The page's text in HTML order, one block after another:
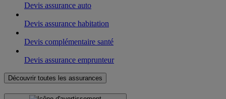
Devis assurance auto
Devis assurance habitation
Devis complémentaire santé
Devis assurance emprunteur
Découvrir toutes les assurances